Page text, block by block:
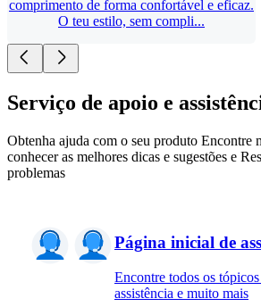
comprimento de forma confortável e eficaz.
O teu estilo, sem compli...
Serviço de apoio e
Obtenha ajuda com o seu produto Encontre
conhecer as melhores dicas e sugestões e
problemas
Página inicial de
Encontre todos os
assistência e muito mais